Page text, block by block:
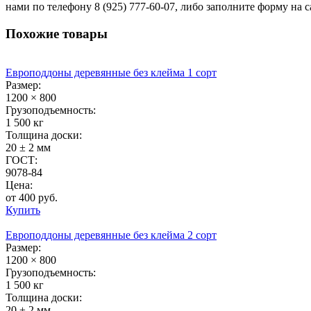
нами по телефону 8 (925) 777-60-07, либо заполните форму на
Похожие товары
Европоддоны деревянные без клейма 1 сорт
Размер:
1200 × 800
Грузоподъемность:
1 500 кг
Толщина доски:
20 ± 2 мм
ГОСТ:
9078-84
Цена:
от 400 руб.
Купить
Европоддоны деревянные без клейма 2 сорт
Размер:
1200 × 800
Грузоподъемность:
1 500 кг
Толщина доски: